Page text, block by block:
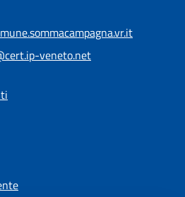
veneto.net